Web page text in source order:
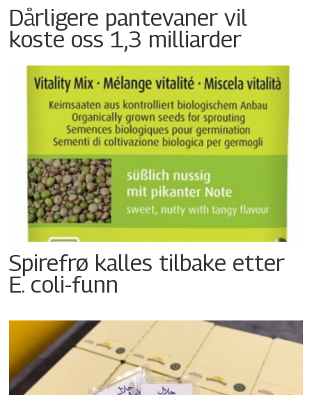
Dårligere pantevaner vil
koste oss 1,3 milliarder
Spirefrø kalles tilbake etter
E. coli-funn